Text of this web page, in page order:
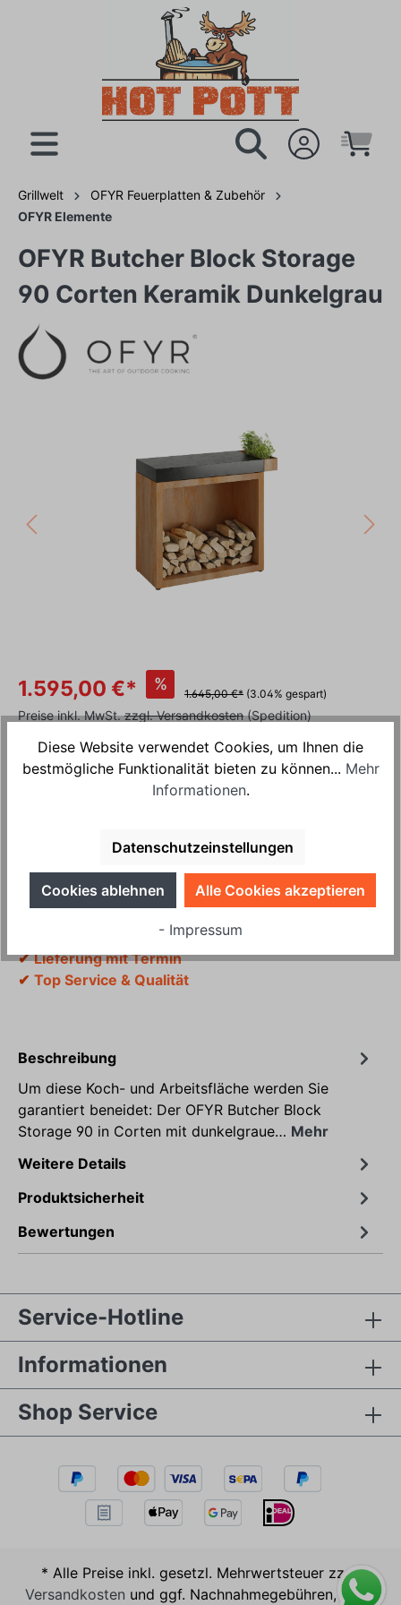
Grillwelt
OFYR Feuerplatten & Zubehör
OFYR Elemente
OFYR Butcher Block Storage
90 Corten Keramik Dunkelgrau
1.595,00 €* %
1.645,00 €* (3.04% gespart)
Preise inkl. MwSt.zzgl. Versandkosten(Spedition)
Versandkostenfrei
Versandfertig in 1 Tag, Lieferzeit 5-7 Tage
Persönliche Beratung
✔ Lieferung mit Termin
✔ Top Service & Qualität
Beschreibung
Um diese Koch- und Arbeitsfläche werden Sie
garantiert beneidet: Der OFYR Butcher Block
Storage 90 in Corten mit dunkelgraue… Mehr
Weitere Details
Produktsicherheit
Bewertungen
Service-Hotline
Informationen
Shop Service
* Alle Preise inkl. gesetzl. Mehrwertsteuer zzgl.
Versandkosten und ggf. Nachnahmegebühren, wenn
Diese Website verwendet Cookies, um Ihnen die
bestmögliche Funktionalität bieten zu können... Mehr
Informationen.
Datenschutzeinstellungen
Cookies ablehnen Alle Cookies akzeptieren
- Impressum